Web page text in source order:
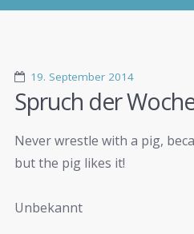
19. September 2014
Spruch der
Never wrestle with a pig,
but the pig likes it!
Unbekannt